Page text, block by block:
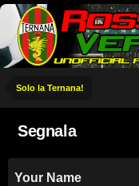
Solo la Ternana!
Segnala
Your Name